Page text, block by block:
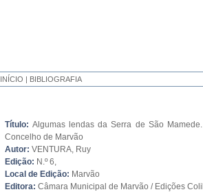
INÍCIO | BIBLIOGRAFIA
Título: Algumas lendas da Serra de São
Concelho de Marvão
Autor: VENTURA, Ruy
Edição: N.º 6,
Local de Edição: Marvão
Editora: Câmara Municipal de Marvão / Edições